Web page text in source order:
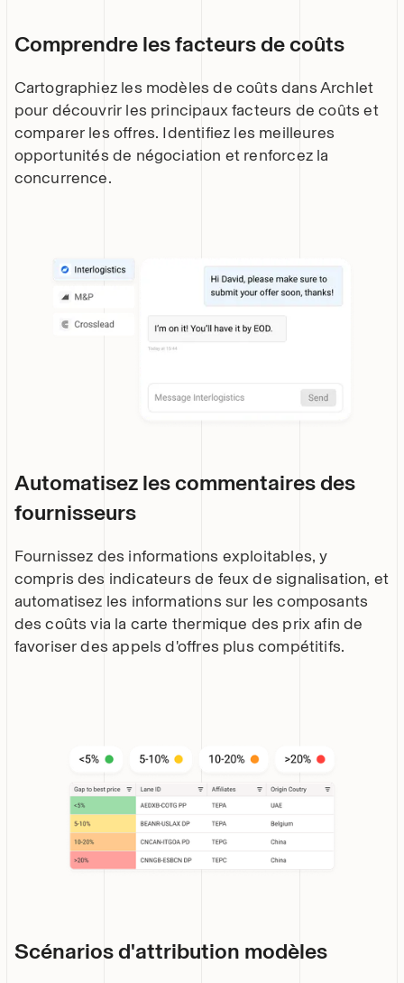
Comprendre les facteurs de coûts
Cartographiez les modèles de coûts dans Archlet
pour découvrir les principaux facteurs de coûts et
comparer les offres. Identifiez les meilleures
opportunités de négociation et renforcez la
concurrence.
Automatisez les commentaires des
fournisseurs
Fournissez des informations exploitables, y
compris des indicateurs de feux de signalisation, et
automatisez les informations sur les composants
des coûts via la carte thermique des prix afin de
favoriser des appels d'offres plus compétitifs.
Scénarios d'attribution modèles